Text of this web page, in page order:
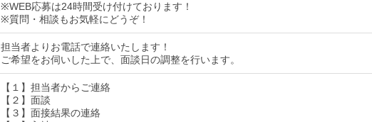
※WEB応募は24時間受け付けております！
※質問・相談もお気軽にどうぞ！
担当者よりお電話で連絡いたします！
ご希望をお伺いした上で、面談日の調整を行います。
【１】担当者からご連絡
【２】面談
【３】面接結果の連絡